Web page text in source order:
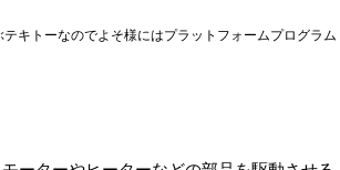
キトーなのでよそ様にはプラットフォームプログラム